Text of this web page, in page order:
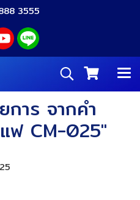
3555
าร จากคำ
ฟ CM-025"